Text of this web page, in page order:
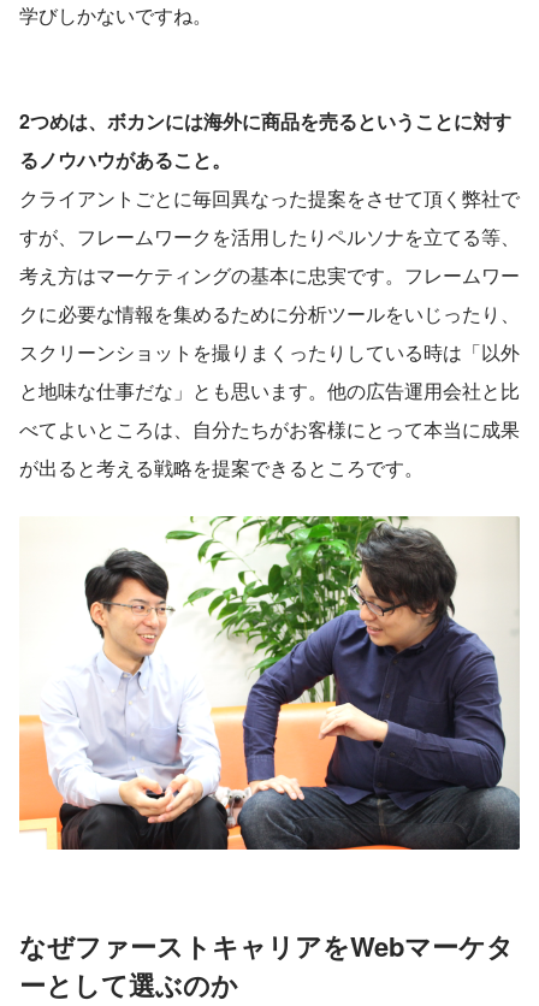
学びしかないですね。
2つめは、ボカンには海外に商品を売るということに対す
るノウハウがあること。
クライアントごとに毎回異なった提案をさせて頂く弊社で
すが、フレームワークを活用したりペルソナを立てる等、
考え方はマーケティングの基本に忠実です。フレームワー
クに必要な情報を集めるために分析ツールをいじったり、
スクリーンショットを撮りまくったりしている時は「以外
と地味な仕事だな」とも思います。他の広告運用会社と比
べてよいところは、自分たちがお客様にとって本当に成果
が出ると考える戦略を提案できるところです。
なぜファーストキャリアをWebマーケタ
ーとして選ぶのか